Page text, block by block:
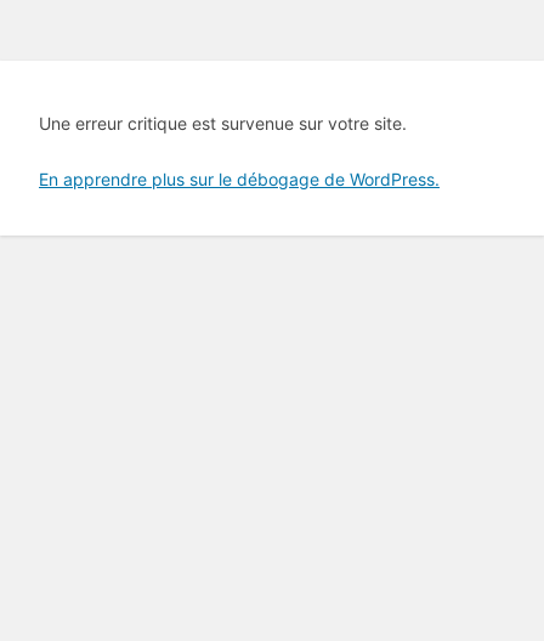
Une erreur critique est survenue sur votre site.
En apprendre plus sur le débogage de WordPress.